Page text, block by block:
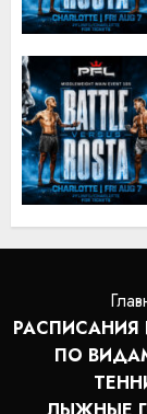
РАСПИСАНИЯ
ПО